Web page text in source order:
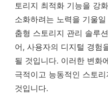
토리지 최적화 기능을 강
소화하려는 노력을 기울
춤형 스토리지 관리 솔루
어, 사용자의 디지털 경험
될 것입니다. 이러한 변화
극적이고 능동적인 스토
것입니다.